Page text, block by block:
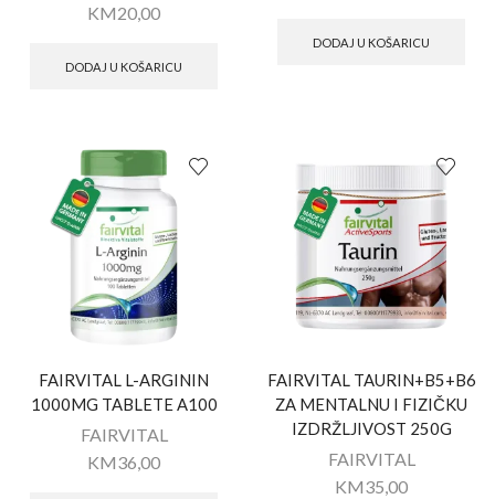
KM20,00
DODAJ U KOŠARICU
DODAJ U KOŠARICU
FAIRVITAL L-ARGININ
1000MG TABLETE A100
FAIRVITAL
KM36,00
FAIRVITAL TAURIN+B5+B6
ZA MENTALNU I FIZIČKU
IZDRŽLJIVOST 250G
FAIRVITAL
KM35,00